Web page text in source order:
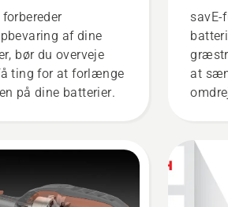
af dine
bør du overveje
ting for at forlænge
på dine batterier.
savE-
at
blot